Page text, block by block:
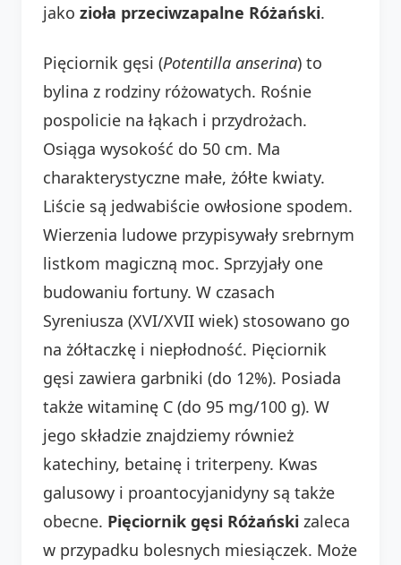
jako zioła przeciwzapalne Różański.
Pięciornik gęsi (Potentilla anserina) to
bylina z rodziny różowatych. Rośnie
pospolicie na łąkach i przydrożach.
Osiąga wysokość do 50 cm. Ma
charakterystyczne małe, żółte kwiaty.
Liście są jedwabiście owłosione spodem.
Wierzenia ludowe przypisywały srebrnym
listkom magiczną moc. Sprzyjały one
budowaniu fortuny. W czasach
Syreniusza (XVI/XVII wiek) stosowano go
na żółtaczkę i niepłodność. Pięciornik
gęsi zawiera garbniki (do 12%). Posiada
także witaminę C (do 95 mg/100 g). W
jego składzie znajdziemy również
katechiny, betainę i triterpeny. Kwas
galusowy i proantocyjanidyny są także
obecne. Pięciornik gęsi Różański zaleca
w przypadku bolesnych miesiączek. Może